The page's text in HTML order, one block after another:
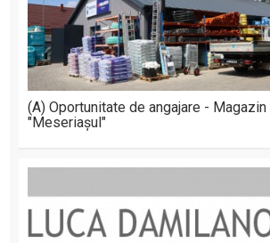
(A) Oportunitate de angajare - Magazin
"Meseriașul"